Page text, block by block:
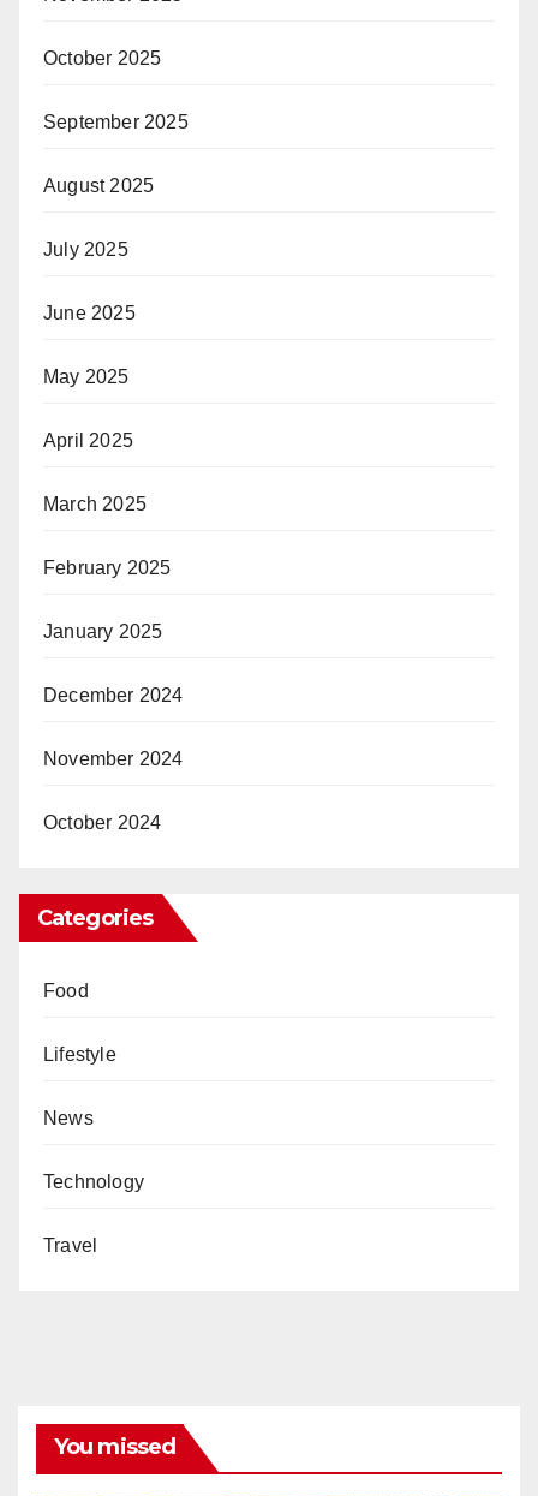
October 2025
September 2025
August 2025
July 2025
June 2025
May 2025
April 2025
March 2025
February 2025
January 2025
December 2024
November 2024
October 2024
Categories
Food
Lifestyle
News
Technology
Travel
You missed